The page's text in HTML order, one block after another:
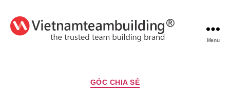
Menu
Chuyên
GÓC CHIA SẺ